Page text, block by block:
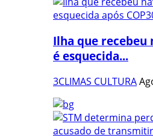
Ilha que recebeu
é esquecida...
3CLIMAS CULTURA